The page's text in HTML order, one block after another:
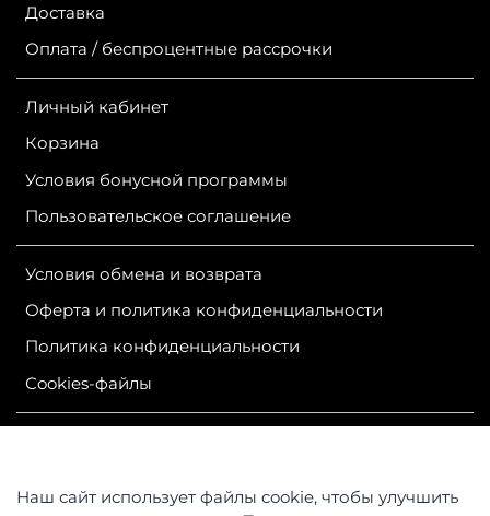
Доставка
Оплата / беспроцентные рассрочки
Личный кабинет
Корзина
Условия бонусной программы
Пользовательское соглашение
Условия обмена и возврата
Оферта и политика конфиденциальности
Политика конфиденциальности
Сookies-файлы
ИНН 381100245830
Наш сайт использует файлы cookie, чтобы улучшить